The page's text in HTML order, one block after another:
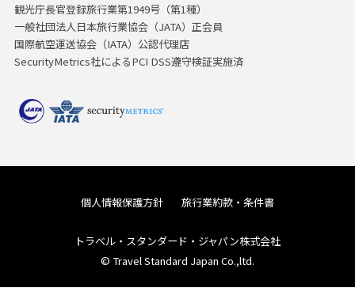
観光庁長官登録旅行業第1949号（第1種）
一般社団法人日本旅行業協会（JATA）正会員
国際航空運送協会（IATA）公認代理店
SecurityMetrics社によるPCI DSS遵守検証実施済
個人情報保護方針 旅行業約款・条件書
トラベル・スタンダード・ジャパン株式会社
© Travel Standard Japan Co.,ltd.